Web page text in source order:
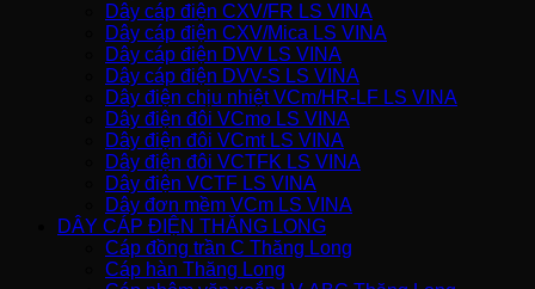
Dây cáp điện CXV/FR LS VINA
Dây cáp điện CXV/Mica LS VINA
Dây cáp điện DVV LS VINA
Dây cáp điện DVV-S LS VINA
Dây điện chịu nhiệt VCm/HR-LF LS VINA
Dây điện đôi VCmo LS VINA
Dây điện đôi VCmt LS VINA
Dây điện đôi VCTFK LS VINA
Dây điện VCTF LS VINA
Dây đơn mềm VCm LS VINA
DÂY CÁP ĐIỆN THĂNG LONG
Cáp đồng trần C Thăng Long
Cáp hàn Thăng Long